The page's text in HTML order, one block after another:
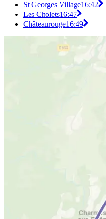
St Georges Village16:42
Les Cholets16:47
Châteaurouge16:49